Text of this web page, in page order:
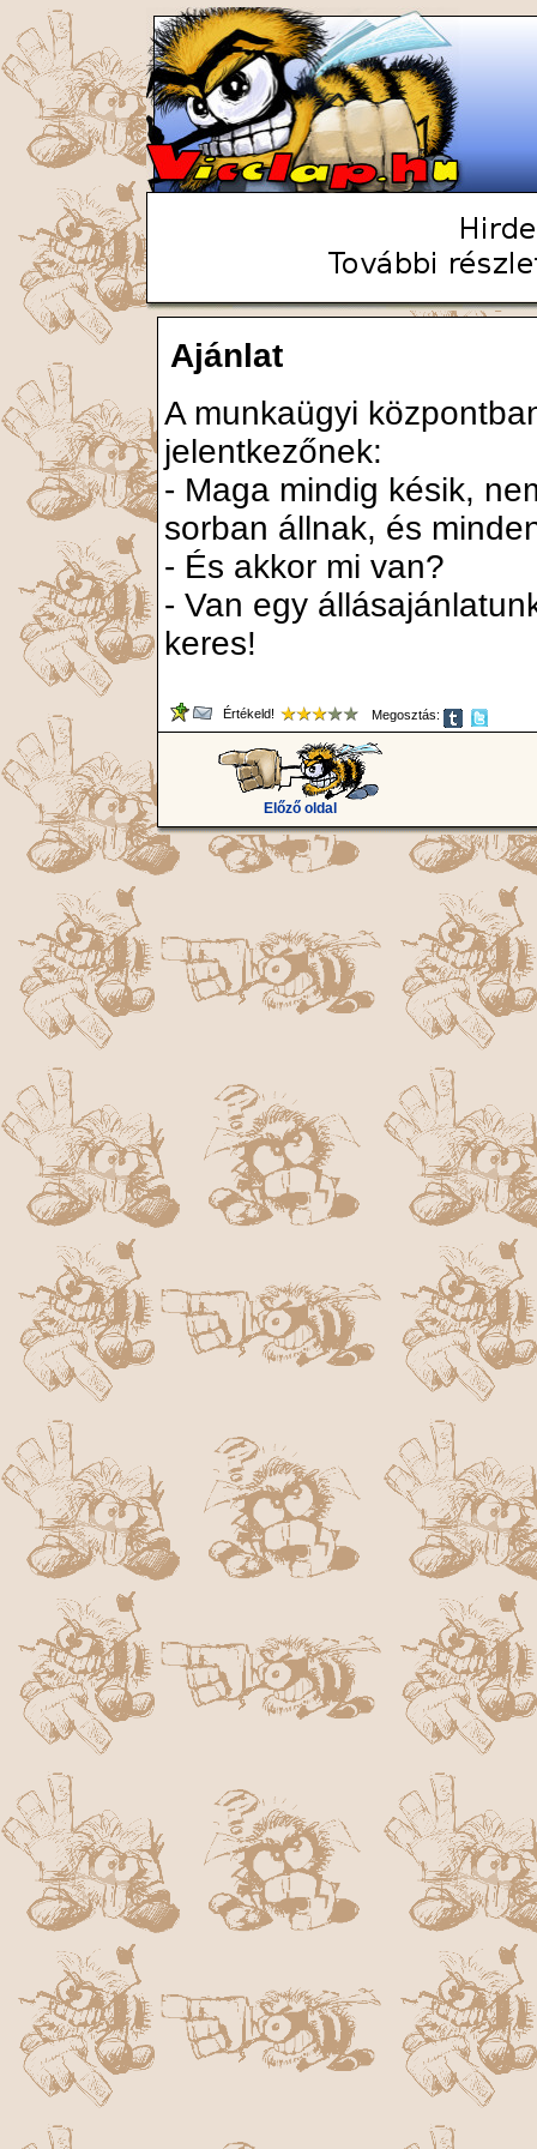
Ajánlat
A munkaügyi
jelentkezőnek:
- Maga mindig késik,
sorban állnak, és
- És akkor mi van?
- Van egy
keres!
Értékeld! Megosztás:
Előző oldal